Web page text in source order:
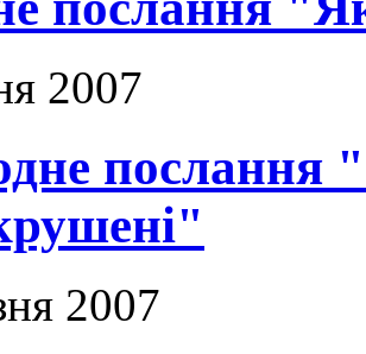
2007
послання
2007